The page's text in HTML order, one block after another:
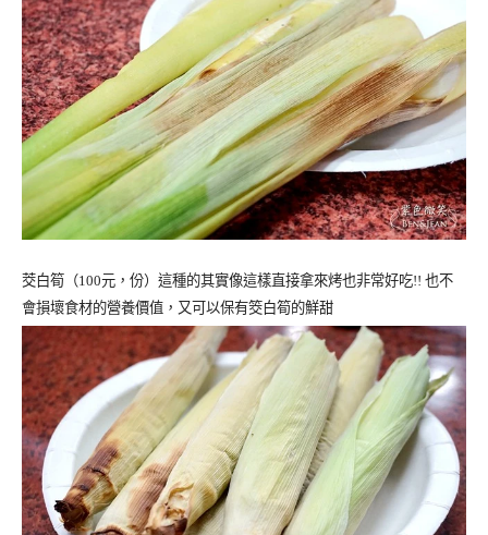
茭白筍（100元，份）這種的其實像這樣直接拿來烤也非常好吃!! 也不
會損壞食材的營養價值，又可以保有筊白筍的鮮甜